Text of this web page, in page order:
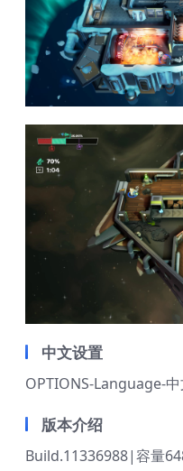
中文设置
OPTIONS-Language-
版本介绍
Build.11336988|容量